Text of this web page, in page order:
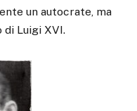
un autocrate, ma
di Luigi XVI.